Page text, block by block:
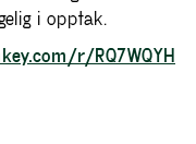
i opptak.
r/RQ7WQYH